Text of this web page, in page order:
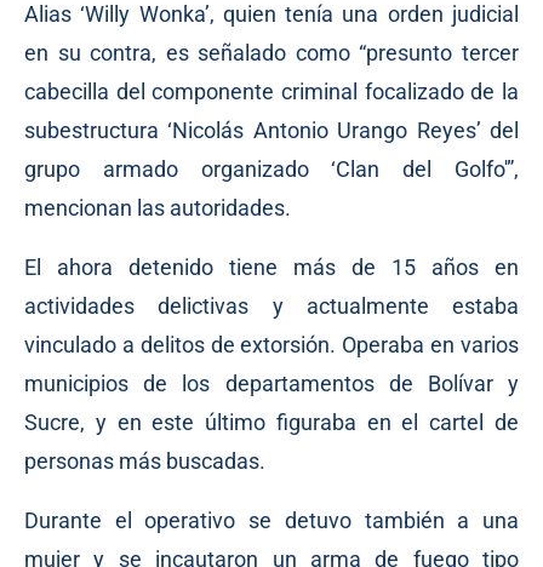
Alias ‘Willy Wonka’, quien tenía una orden judicial
en su contra, es señalado como “presunto tercer
cabecilla del componente criminal focalizado de la
subestructura ‘Nicolás Antonio Urango Reyes’ del
grupo armado organizado ‘Clan del Golfo'”,
mencionan las autoridades.
El ahora detenido tiene más de 15 años en
actividades delictivas y actualmente estaba
vinculado a delitos de extorsión. Operaba en varios
municipios de los departamentos de Bolívar y
Sucre, y en este último figuraba en el cartel de
personas más buscadas.
Durante el operativo se detuvo también a una
mujer y se incautaron un arma de fuego tipo